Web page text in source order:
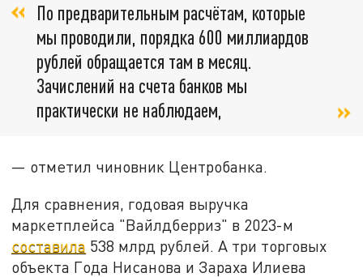
По предварительным расчётам, которые
мы проводили, порядка 600 миллиардов
рублей обращается там в месяц.
Зачислений на счета банков мы
практически не наблюдаем,
— отметил чиновник Центробанка.
Для сравнения, годовая выручка
маркетплейса "Вайлдберриз" в 2023-м
составила 538 млрд рублей. А три торговых
объекта Года Нисанова и Зараха Илиева